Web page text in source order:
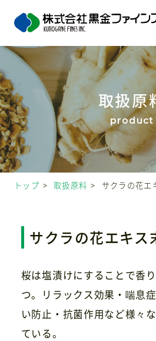
トップ
当社の強
事業内容
取扱原料
お問い合わ
取扱原
トップ 取扱原料 サクラの花エ
サクラの花エキス
桜は塩漬けにすることで香
つ。リラックス効果・喘息
い防止・抗菌作用など様々
ている。